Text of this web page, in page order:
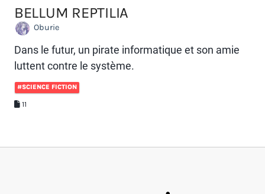
BELLUM REPTILIA
Oburie
Dans le futur, un pirate informatique et son amie
luttent contre le système.
#SCIENCE FICTION
11